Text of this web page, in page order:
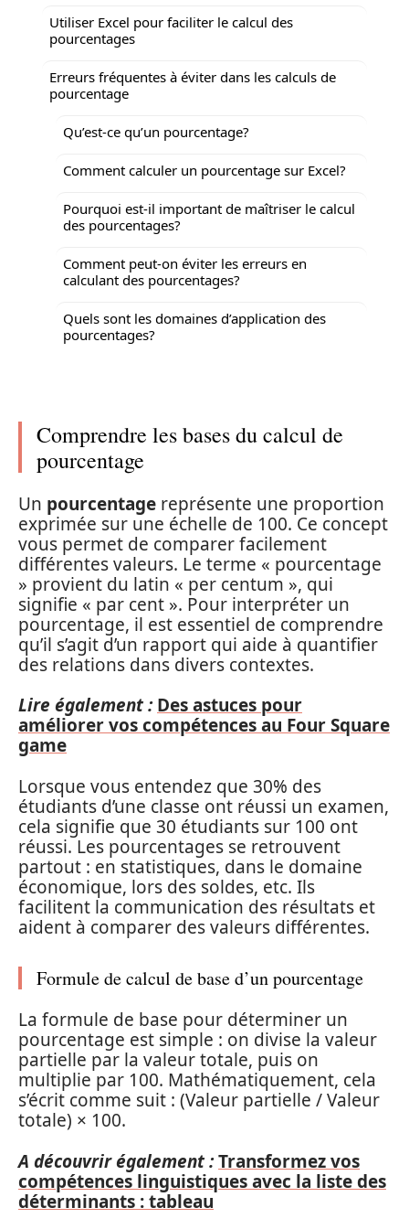
Utiliser Excel pour faciliter le calcul des
pourcentages
Erreurs fréquentes à éviter dans les calculs de
pourcentage
Qu’est-ce qu’un pourcentage?
Comment calculer un pourcentage sur Excel?
Pourquoi est-il important de maîtriser le calcul
des pourcentages?
Comment peut-on éviter les erreurs en
calculant des pourcentages?
Quels sont les domaines d’application des
pourcentages?
Comprendre les bases du calcul de
pourcentage
Un pourcentage représente une proportion
exprimée sur une échelle de 100. Ce concept
vous permet de comparer facilement
différentes valeurs. Le terme « pourcentage
» provient du latin « per centum », qui
signifie « par cent ». Pour interpréter un
pourcentage, il est essentiel de comprendre
qu’il s’agit d’un rapport qui aide à quantifier
des relations dans divers contextes.
Lire également : Des astuces pour
améliorer vos compétences au Four Square
game
Lorsque vous entendez que 30% des
étudiants d’une classe ont réussi un examen,
cela signifie que 30 étudiants sur 100 ont
réussi. Les pourcentages se retrouvent
partout : en statistiques, dans le domaine
économique, lors des soldes, etc. Ils
facilitent la communication des résultats et
aident à comparer des valeurs différentes.
Formule de calcul de base d’un pourcentage
La formule de base pour déterminer un
pourcentage est simple : on divise la valeur
partielle par la valeur totale, puis on
multiplie par 100. Mathématiquement, cela
s’écrit comme suit : (Valeur partielle / Valeur
totale) × 100.
A découvrir également :Transformez vos
compétences linguistiques avec la liste des
déterminants : tableau